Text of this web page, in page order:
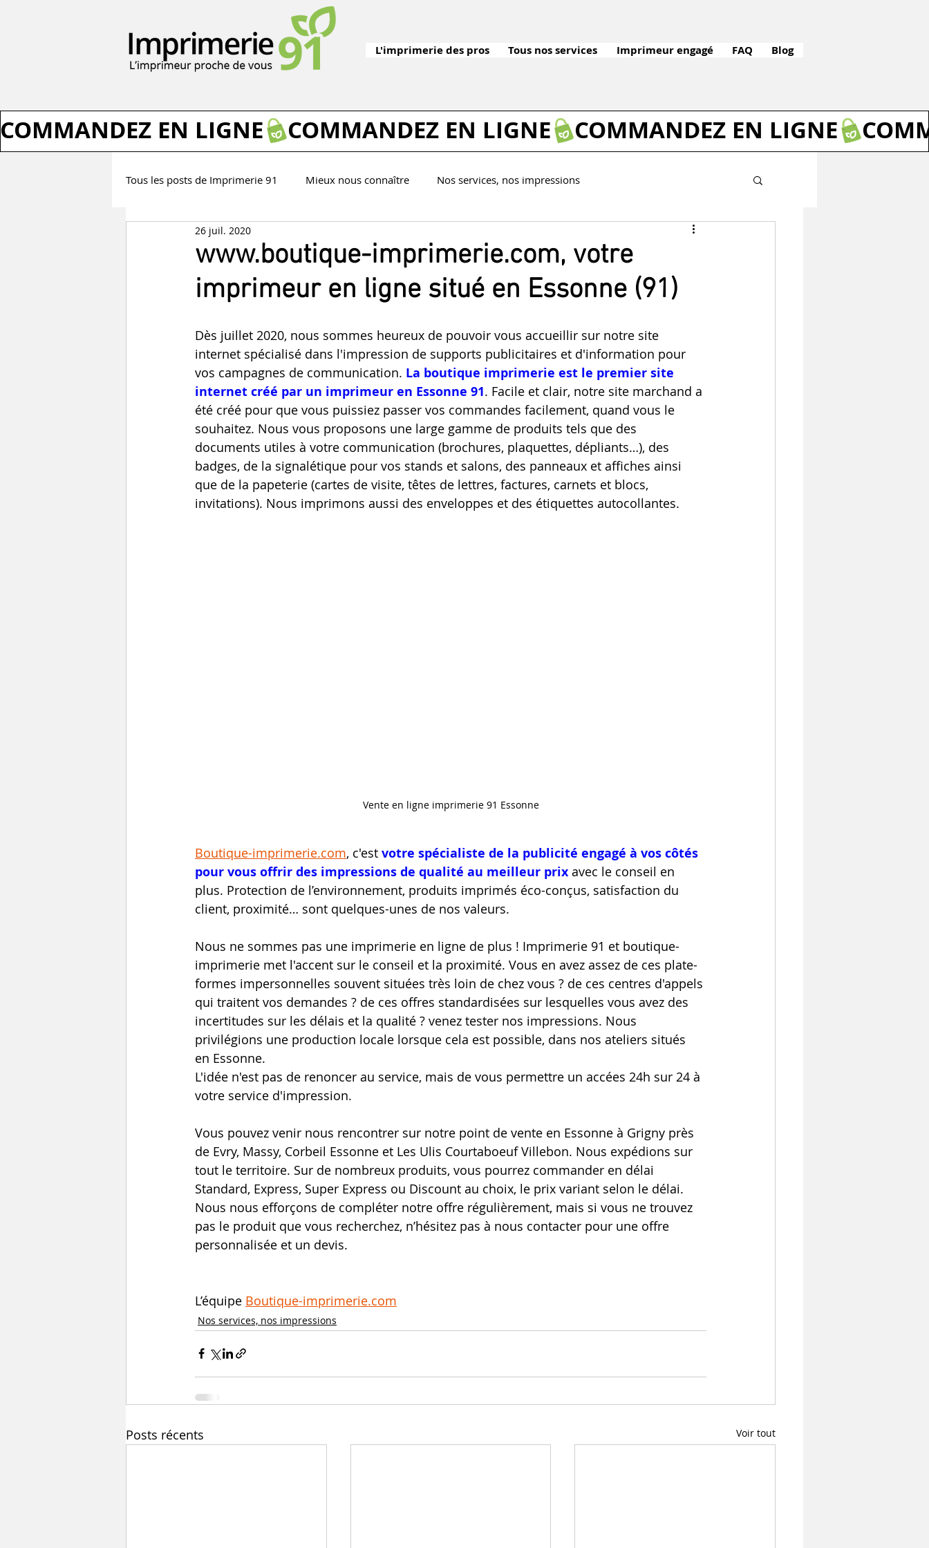
L'imprimerie des pros Tous nos services Imprimeur engagé FAQ Blog
COMMANDEZ EN LIGNE
Tous les posts de Imprimerie 91 Mieux nous connaître Nos services, nos impressions
Les idées et avis d'Imprimerie 91
www.boutique-imprimerie.com, votre
imprimeur en ligne situé en Essonne (91)
26 juil. 2020
Dès juillet 2020, nous sommes heureux de pouvoir vous accueillir sur notre site
internet spécialisé dans l'impression de supports publicitaires et d'information pour
vos campagnes de communication. La boutique imprimerie est le premier site
internet créé par un imprimeur en Essonne 91. Facile et clair, notre site marchand a
été créé pour que vous puissiez passer vos commandes facilement, quand vous le
souhaitez. Nous vous proposons une large gamme de produits tels que des
documents utiles à votre communication (brochures, plaquettes, dépliants…), des
badges, de la signalétique pour vos stands et salons, des panneaux et affiches ainsi
que de la papeterie (cartes de visite, têtes de lettres, factures, carnets et blocs,
invitations). Nous imprimons aussi des enveloppes et des étiquettes autocollantes.
Vente en ligne imprimerie 91 Essonne
Boutique-imprimerie.com, c'est votre spécialiste de la publicité engagé à vos côtés
pour vous offrir des impressions de qualité au meilleur prix avec le conseil en
plus. Protection de l’environnement, produits imprimés éco-conçus, satisfaction du
client, proximité… sont quelques-unes de nos valeurs.
Nous ne sommes pas une imprimerie en ligne de plus ! Imprimerie 91 et boutique-
imprimerie met l'accent sur le conseil et la proximité. Vous en avez assez de ces plate-
formes impersonnelles souvent situées très loin de chez vous ? de ces centres d'appels
qui traitent vos demandes ? de ces offres standardisées sur lesquelles vous avez des
incertitudes sur les délais et la qualité ? venez tester nos impressions. Nous
privilégions une production locale lorsque cela est possible, dans nos ateliers situés
en Essonne.
L'idée n'est pas de renoncer au service, mais de vous permettre un accées 24h sur 24 à
votre service d'impression.
Vous pouvez venir nous rencontrer sur notre point de vente en Essonne à Grigny près
de Evry, Massy, Corbeil Essonne et Les Ulis Courtaboeuf Villebon. Nous expédions sur
tout le territoire. Sur de nombreux produits, vous pourrez commander en délai
Standard, Express, Super Express ou Discount au choix, le prix variant selon le délai.
Nous nous efforçons de compléter notre offre régulièrement, mais si vous ne trouvez
pas le produit que vous recherchez, n’hésitez pas à nous contacter pour une offre
personnalisée et un devis.
L’équipe Boutique-imprimerie.com
Nos services, nos impressions
Posts récents Voir tout